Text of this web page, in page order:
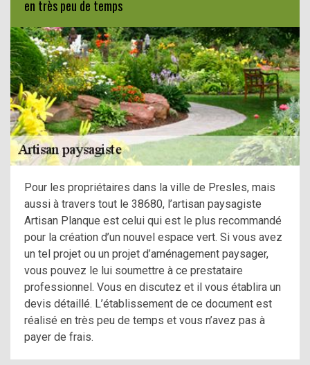
en très peu de temps
Pour les propriétaires dans la ville de Presles, mais
aussi à travers tout le 38680, l’artisan paysagiste
Artisan Planque est celui qui est le plus recommandé
pour la création d’un nouvel espace vert. Si vous avez
un tel projet ou un projet d’aménagement paysager,
vous pouvez le lui soumettre à ce prestataire
professionnel. Vous en discutez et il vous établira un
devis détaillé. L’établissement de ce document est
réalisé en très peu de temps et vous n’avez pas à
payer de frais.